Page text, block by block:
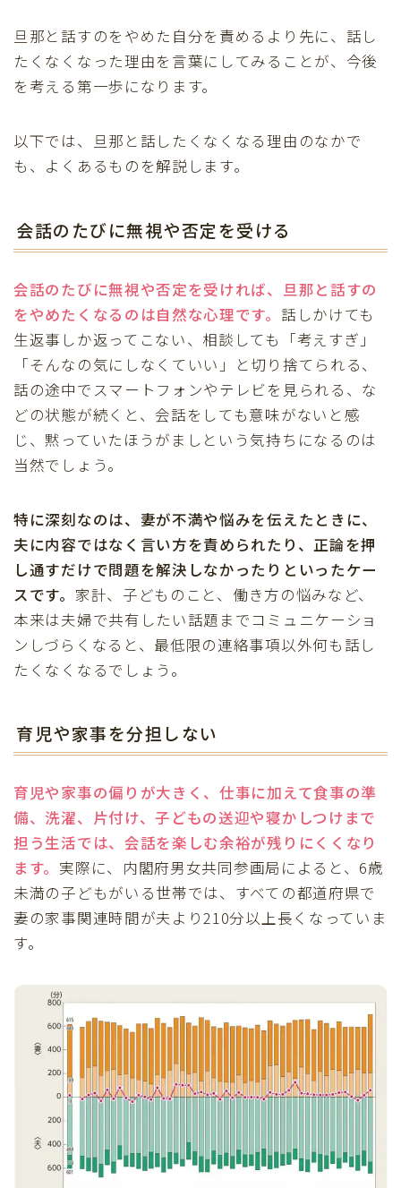
旦那と話すのをやめた自分を責めるより先に、話し
たくなくなった理由を言葉にしてみることが、今後
を考える第一歩になります。
以下では、旦那と話したくなくなる理由のなかで
も、よくあるものを解説します。
会話のたびに無視や否定を受ける
会話のたびに無視や否定を受ければ、旦那と話すの
をやめたくなるのは自然な心理です。 話しかけても
生返事しか返ってこない、相談しても「考えすぎ」
「そんなの気にしなくていい」と切り捨てられる、
話の途中でスマートフォンやテレビを見られる、な
どの状態が続くと、会話をしても意味がないと感
じ、黙っていたほうがましという気持ちになるのは
当然でしょう。
特に深刻なのは、妻が不満や悩みを伝えたときに、
夫に内容ではなく言い方を責められたり、正論を押
し通すだけで問題を解決しなかったりといったケー
スです。 家計、子どものこと、働き方の悩みなど、
本来は夫婦で共有したい話題までコミュニケーショ
ンしづらくなると、最低限の連絡事項以外何も話し
たくなくなるでしょう。
育児や家事を分担しない
育児や家事の偏りが大きく、仕事に加えて食事の準
備、洗濯、片付け、子どもの送迎や寝かしつけまで
担う生活では、会話を楽しむ余裕が残りにくくなり
ます。 実際に、内閣府男女共同参画局によると、6歳
未満の子どもがいる世帯では、すべての都道府県で
妻の家事関連時間が夫より210分以上長くなっていま
す。